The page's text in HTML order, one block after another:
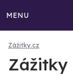
MENU
Zážitky.cz
Zážitky